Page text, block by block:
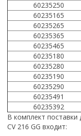
60235250
60235165
60235265
60235365
60235465
60235180
60235280
60235190
60235290
60235491
60235392
В комплект поставки
CV 216 GG входит: